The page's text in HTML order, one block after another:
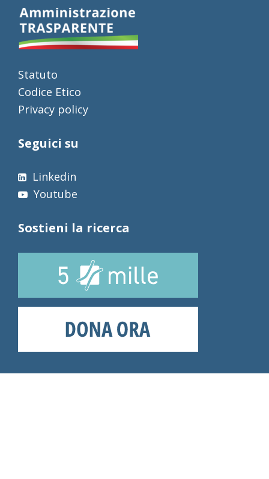
Statuto
Codice Etico
Privacy policy
Seguici su
Linkedin
Youtube
Sostieni la ricerca